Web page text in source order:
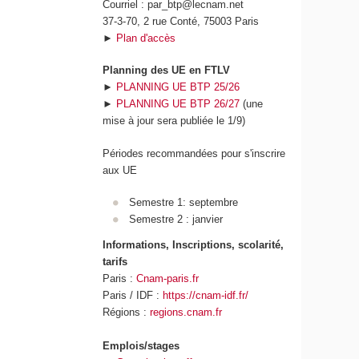
Courriel : par_btp@lecnam.net
37-3-70, 2 rue Conté, 75003 Paris
► Plan d'accès
Planning des UE en FTLV
► PLANNING UE BTP 25/26
► PLANNING UE BTP 26/27 (une
mise à jour sera publiée le 1/9)
Périodes recommandées pour s'inscrire
aux UE
Semestre 1: septembre
Semestre 2 : janvier
Informations, Inscriptions, scolarité,
tarifs
Paris :Cnam-paris.fr
Paris / IDF :https://cnam-idf.fr/
Régions :regions.cnam.fr
Emplois/stages